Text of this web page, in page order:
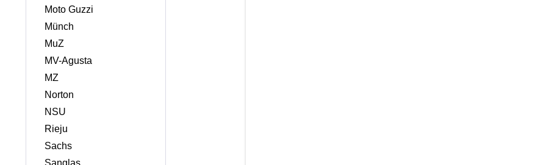
Moto Guzzi
Münch
MuZ
MV-Agusta
MZ
Norton
NSU
Rieju
Sachs
Sanglas